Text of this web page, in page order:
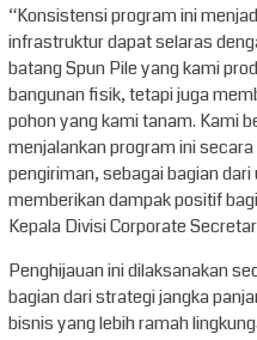
“Konsistensi program ini
infrastruktur dapat selaras
batang Spun Pile yang kami
bangunan fisik, tetapi juga
pohon yang kami tanam. Kami
menjalankan program ini
pengiriman, sebagai bagian
memberikan dampak positif
Kepala Divisi Corporate
Penghijauan ini dilaksanakan
bagian dari strategi jangka
bisnis yang lebih ramah